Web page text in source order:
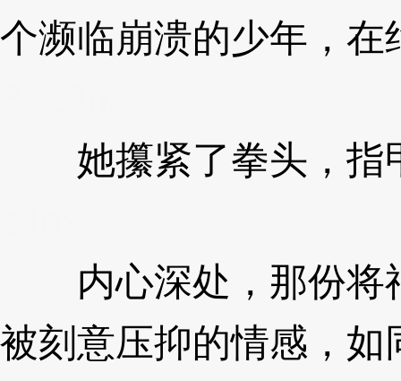
个濒临崩溃的少年，
她攥紧了拳头，指
内心深处，那份将
被刻意压抑的情感，